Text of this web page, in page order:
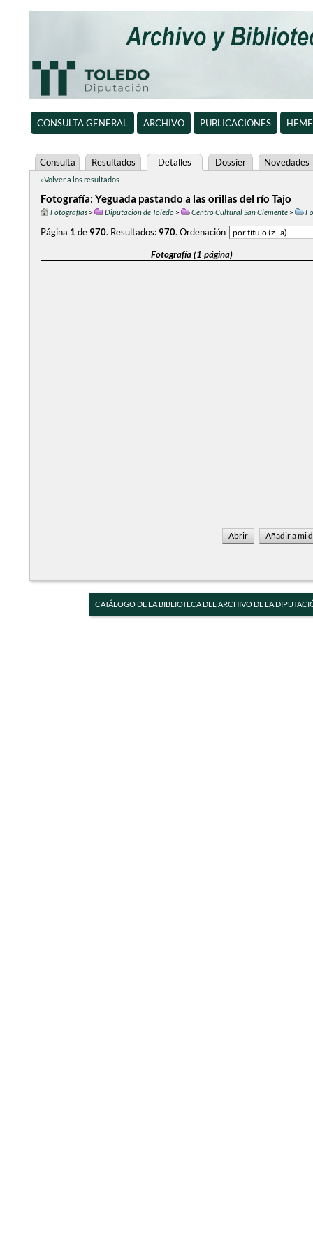
CONSULTA GENERAL ARCHIVO PUBLICACIONES
Consulta Resultados Detalles Dossier Novedades
‹ Volver a los resultados
Fotografía: Yeguada pastando a las orillas del río Tajo
Fotografías> Diputación de Toledo> Centro Cultural San Clemente>
Página 1 de970. Resultados:970. Ordenación
Fotografía (1 página)
CATÁLOGO DE LA BIBLIOTECA DEL ARCHIVO DE LA